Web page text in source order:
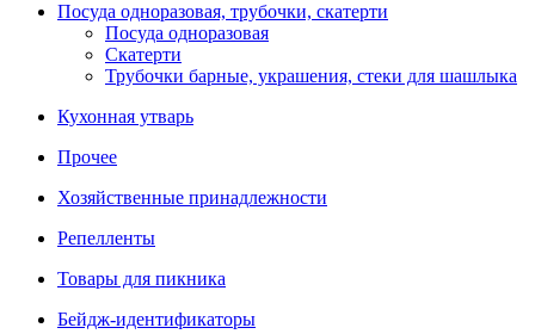
Посуда одноразовая, трубочки, скатерти
Посуда одноразовая
Скатерти
Трубочки барные, украшения, стеки для шашлыка
Кухонная утварь
Прочее
Хозяйственные принадлежности
Репелленты
Товары для пикника
Бейдж-идентификаторы